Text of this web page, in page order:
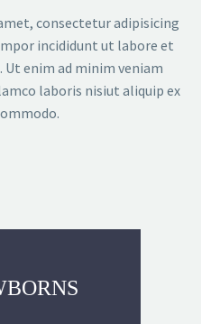
consectetur adipisicing
incididunt ut labore et
Ut enim ad minim veniam
laboris nisiut aliquip ex